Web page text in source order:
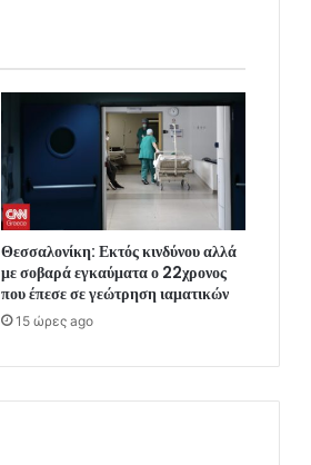
Θεσσαλονίκη: Εκτός κινδύνου αλλά
με σοβαρά εγκαύματα ο 22χρονος
που έπεσε σε γεώτρηση ιαματικών
15 ώρες ago